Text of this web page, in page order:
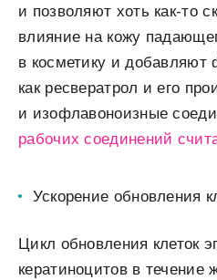
и позволяют хоть как-то
влияние на кожу
в косметику и добавляют
как ресвератрол и его
и изофлавоноизные
рабочих соединений
Ускорение обновления
Цикл обновления клеток
кератиноцитов в течение